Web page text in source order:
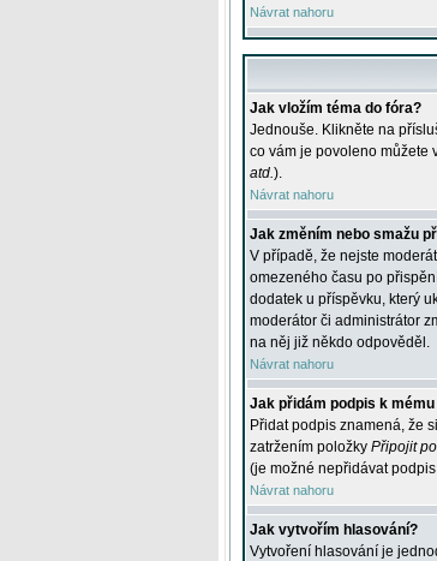
Návrat nahoru
Jak vložím téma do fóra?
Jednouše. Klikněte na
co vám je povoleno můžete
atd.).
Návrat nahoru
Jak změním nebo smažu
V případě, že nejste
omezeného času po
dodatek u příspěvku, který
moderátor či administrátor
na něj již někdo odpověděl.
Návrat nahoru
Jak přidám podpis k
Přidat podpis znamená, že
zatržením položky Připojit
(je možné nepřidávat
Návrat nahoru
Jak vytvořím hlasování?
Vytvoření hlasování je